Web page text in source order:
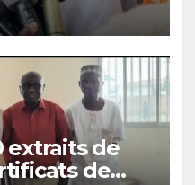
extraits de
de